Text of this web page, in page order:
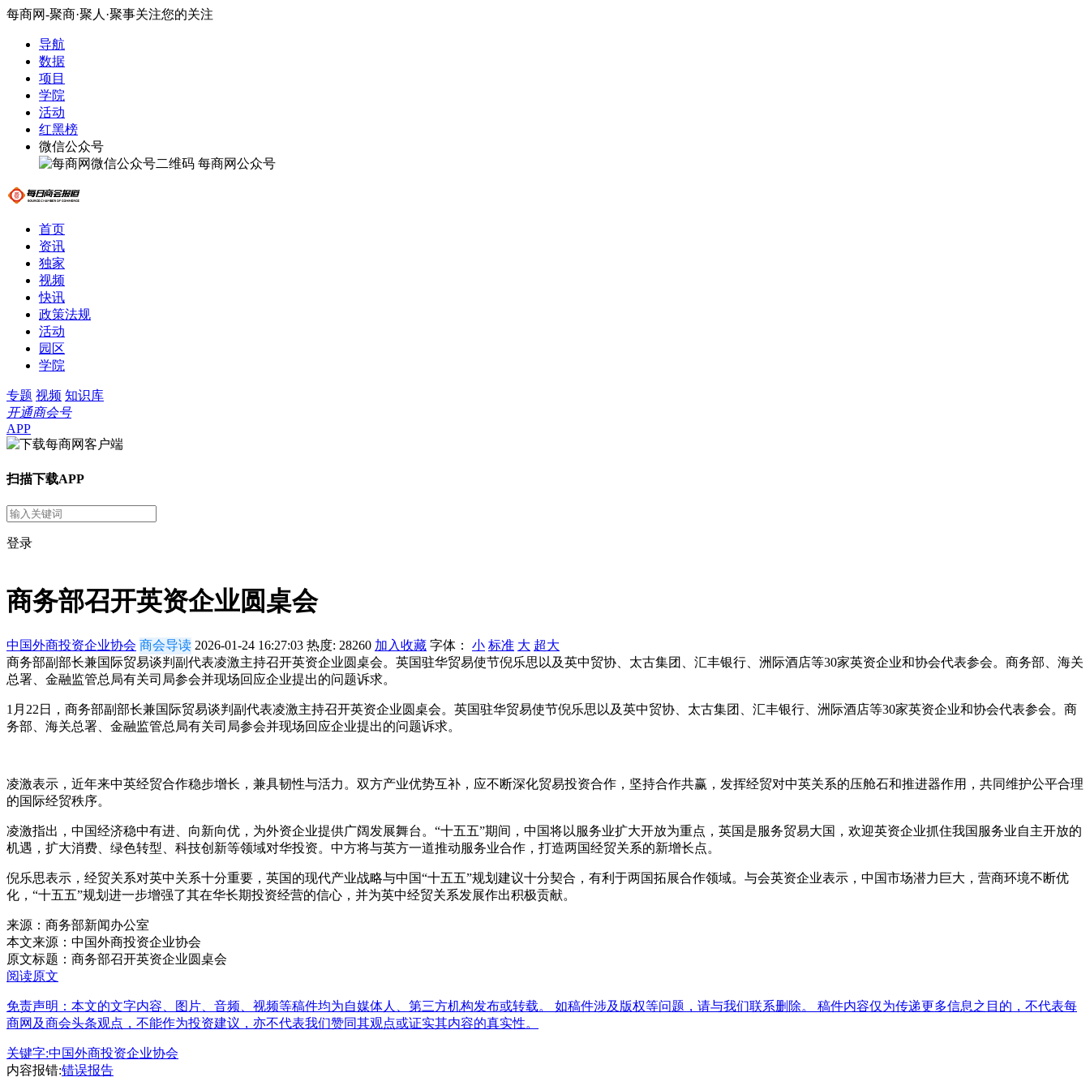
每商网-聚商·聚人·聚事关注您的关注
导航
数据
项目
学院
活动
红黑榜
微信公众号
每商网公众号
首页
资讯
独家
视频
快讯
政策法规
活动
园区
学院
专题 视频 知识库
开通商会号
APP
扫描下载APP
登录
商务部召开英资企业圆桌会
中国外商投资企业协会 商会导读 2026-01-24 16:27:03 热度: 28260 加入收藏 字体： 小 标准 大 超大
商务部副部长兼国际贸易谈判副代表凌激主持召开英资企业圆桌会。英国驻华贸易使节倪乐思以及英中贸协、太古集团、汇丰银行、洲际酒店等30家英资企业和协会代表参会。商务部、海关
总署、金融监管总局有关司局参会并现场回应企业提出的问题诉求。
1月22日，商务部副部长兼国际贸易谈判副代表凌激主持召开英资企业圆桌会。英国驻华贸易使节倪乐思以及英中贸协、太古集团、汇丰银行、洲际酒店等30家英资企业和协会代表参会。商
务部、海关总署、金融监管总局有关司局参会并现场回应企业提出的问题诉求。
凌激表示，近年来中英经贸合作稳步增长，兼具韧性与活力。双方产业优势互补，应不断深化贸易投资合作，坚持合作共赢，发挥经贸对中英关系的压舱石和推进器作用，共同维护公平合理
的国际经贸秩序。
凌激指出，中国经济稳中有进、向新向优，为外资企业提供广阔发展舞台。“十五五”期间，中国将以服务业扩大开放为重点，英国是服务贸易大国，欢迎英资企业抓住我国服务业自主开放的
机遇，扩大消费、绿色转型、科技创新等领域对华投资。中方将与英方一道推动服务业合作，打造两国经贸关系的新增长点。
倪乐思表示，经贸关系对英中关系十分重要，英国的现代产业战略与中国“十五五”规划建议十分契合，有利于两国拓展合作领域。与会英资企业表示，中国市场潜力巨大，营商环境不断优
化，“十五五”规划进一步增强了其在华长期投资经营的信心，并为英中经贸关系发展作出积极贡献。
来源：商务部新闻办公室
本文来源：中国外商投资企业协会
原文标题： 商务部召开英资企业圆桌会
阅读原文
免责声明：本文的文字内容、图片、音频、视频等稿件均为自媒体人、第三方机构发布或转载。 如稿件涉及版权等问题，请与我们联系删除。 稿件内容仅为传递更多信息之目的，不代表每
商网及商会头条观点，不能作为投资建议，亦不代表我们赞同其观点或证实其内容的真实性。
关键字:中国外商投资企业协会
内容报错:错误报告